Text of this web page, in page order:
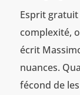
Esprit
complexité,
écrit
nuances.
fécond de